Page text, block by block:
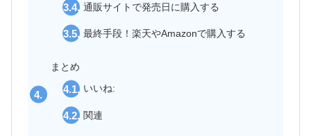
通販サイトで発売日に購入する
最終手段！楽天やAmazonで購入する
まとめ
いいね:
関連